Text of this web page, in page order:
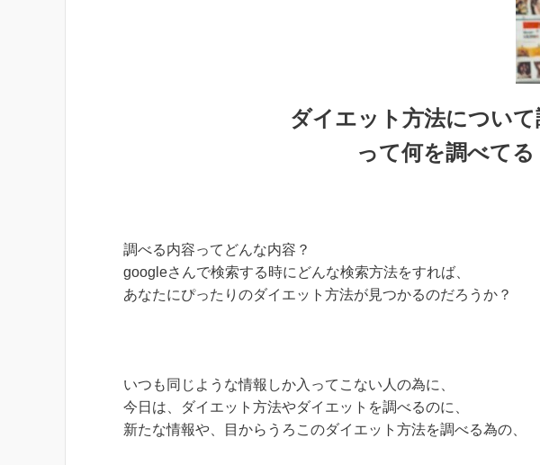
ダイエット方法について
って何を調べてる
調べる内容ってどんな内容？
googleさんで検索する時にどんな検索方法をすれば、
あなたにぴったりのダイエット方法が見つかるのだろうか？
いつも同じような情報しか入ってこない人の為に、
今日は、ダイエット方法やダイエットを調べるのに、
新たな情報や、目からうろこのダイエット方法を調べる為の、